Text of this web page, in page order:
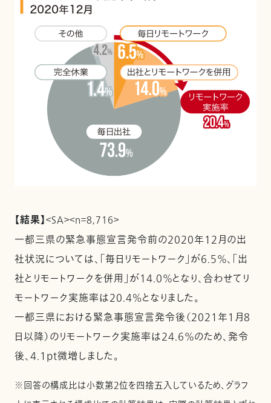
【結果】＜SA＞＜n＝8,716＞
一都三県の緊急事態宣言発令前の2020年12月の出
社状況については、「毎日リモートワーク」が6.5％、「出
社とリモートワークを併用」が14.0％となり、合わせてリ
モートワーク実施率は20.4%となりました。
一都三県における緊急事態宣言発令後（2021年１月８
日以降）のリモートワーク実施率は24.6％のため、発令
後、4.1pt微増しました。
※回答の構成比は小数第２位を四捨五入しているため、グラフ